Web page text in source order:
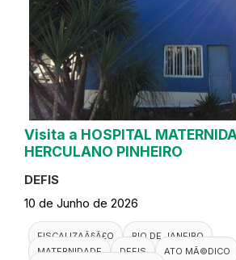
Visita a HOSPITAL
HERCULANO PINHEIRO
DEFIS
10 de Junho de 2026
FISCALIZAÃ§Ã£O
RIO DE JANEIRO
MATERNIDADE
DEFIS
ATO MÃ©DICO